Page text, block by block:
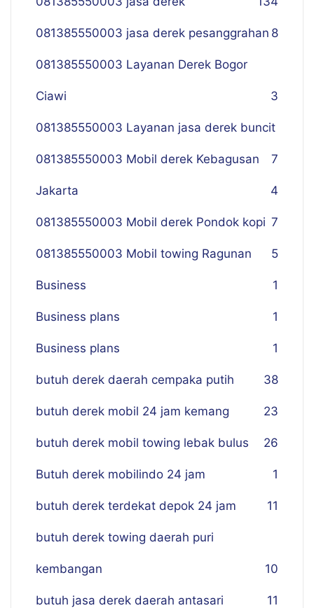
081385550003 jasa derek pesanggrahan 8
081385550003 Layanan Derek Bogor
Ciawi 3
081385550003 Layanan jasa derek buncit
7
081385550003 Mobil derek Kebagusan
Jakarta 4
081385550003 Mobil derek Pondok kopi 7
081385550003 Mobil towing Ragunan 5
Business 1
Business plans 1
Business plans 1
butuh derek daerah cempaka putih 38
butuh derek mobil 24 jam kemang 23
butuh derek mobil towing lebak bulus 26
Butuh derek mobilindo 24 jam 1
butuh derek terdekat depok 24 jam 11
butuh derek towing daerah puri
kembangan 10
butuh jasa derek daerah antasari 11